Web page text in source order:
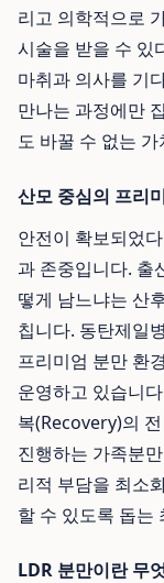
리고 의학적으로
시술을 받을 수 있
마취과 의사를 기
만나는 과정에만
도 바꿀 수 없는
산모 중심의 프리
안전이 확보되었
과 존중입니다. 출
떻게 남느냐는 산
칩니다. 동탄제일
프리미엄 분만 환
운영하고 있습니
복(Recovery)의
진행하는 가족분
리적 부담을 최소
할 수 있도록 돕는
LDR 분만이란 무